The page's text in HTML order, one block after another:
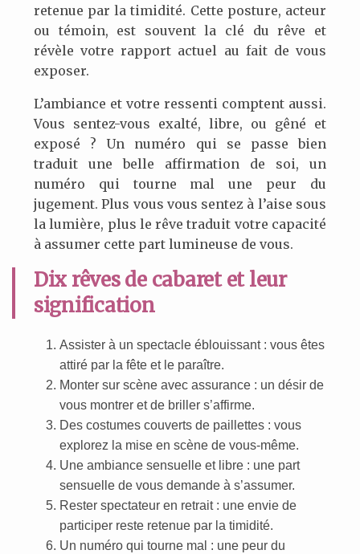
retenue par la timidité. Cette posture, acteur
ou témoin, est souvent la clé du rêve et
révèle votre rapport actuel au fait de vous
exposer.
L’ambiance et votre ressenti comptent aussi.
Vous sentez-vous exalté, libre, ou gêné et
exposé ? Un numéro qui se passe bien
traduit une belle affirmation de soi, un
numéro qui tourne mal une peur du
jugement. Plus vous vous sentez à l’aise sous
la lumière, plus le rêve traduit votre capacité
à assumer cette part lumineuse de vous.
Dix rêves de cabaret et leur
signification
Assister à un spectacle éblouissant : vous êtes
attiré par la fête et le paraître.
Monter sur scène avec assurance : un désir de
vous montrer et de briller s’affirme.
Des costumes couverts de paillettes : vous
explorez la mise en scène de vous-même.
Une ambiance sensuelle et libre : une part
sensuelle de vous demande à s’assumer.
Rester spectateur en retrait : une envie de
participer reste retenue par la timidité.
Un numéro qui tourne mal : une peur du